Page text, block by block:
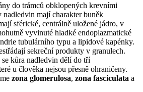
do trámců obklopených krevními
mají charakter buněk
sférické, centrálně uložené jádro, v
vyvinuté hladké endoplazmatické
tubulárního typu a lipidové kapénky.
sekreční produkty v granulech.
kůra nadledvin dělí do tří
u člověka nejsou přesně ohraničeny.
zona glomerulosa, zona fasciculata a